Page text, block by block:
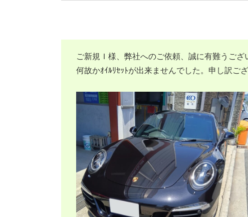
ご新規Ｉ様、弊社へのご依頼、誠に有難うござ
何故かｵｲﾙﾘｾｯﾄが出来ませんでした。申し訳ござ